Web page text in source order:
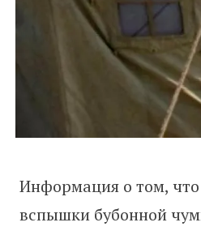
Информация о том,
вспышки бубонной